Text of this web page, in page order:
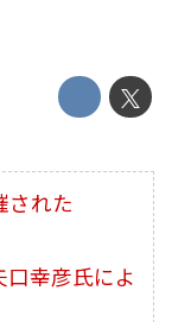
された
幸彦氏によ